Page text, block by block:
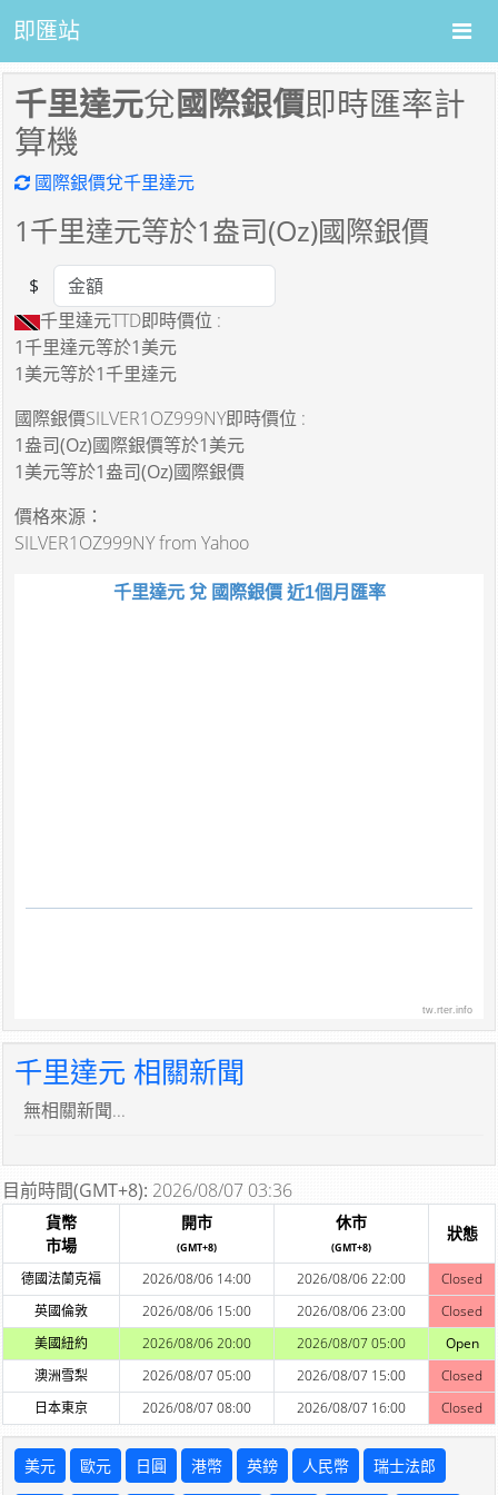
即匯站
千里達元兌國際銀價即時匯率計
算機
國際銀價兌千里達元
1千里達元等於1盎司(Oz)國際銀價
Amount
$
千里達元TTD即時價位 :
1千里達元等於1美元
1美元等於1千里達元
國際銀價SILVER1OZ999NY即時價位 :
1盎司(Oz)國際銀價等於1美元
1美元等於1盎司(Oz)國際銀價
價格來源：
SILVER1OZ999NY from Yahoo
千里達元 兌 國際銀價 近1個月匯率
tw.rter.info
千里達元 相關新聞
無相關新聞...
目前時間(GMT+8): 2026/08/07 03:36
貨幣
市場
開市
(GMT+8)
休市
(GMT+8)
狀態
德國法蘭克福 2026/08/06 14:00 2026/08/06 22:00
Closed
英國倫敦
2026/08/06 15:00 2026/08/06 23:00
Closed
美國紐約
2026/08/06 20:00 2026/08/07 05:00
Open
澳洲雪梨
2026/08/07 05:00 2026/08/07 15:00
Closed
日本東京
2026/08/07 08:00 2026/08/07 16:00 Closed
美元 歐元 日圓 港幣 英鎊 人民幣 瑞士法郎